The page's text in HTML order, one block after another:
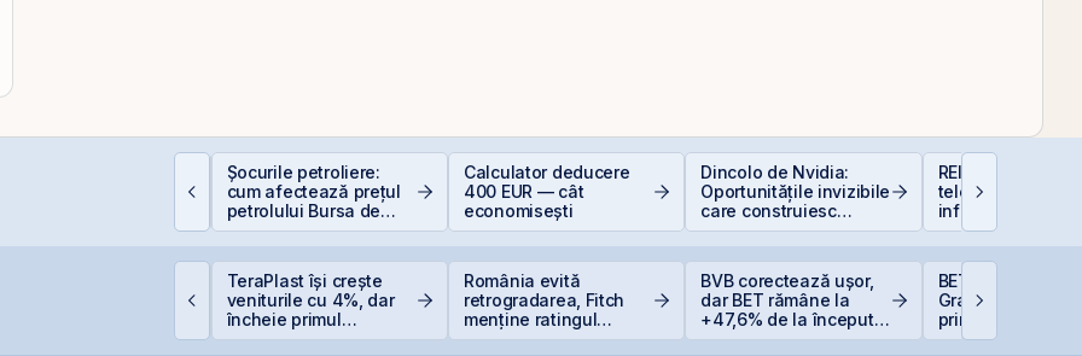
Șocurile petroliere:
cum afectează prețul
petrolului Bursa de
Valori București
Calculator deducere
400 EUR — cât
economisești
Dincolo de Nvidia:
Oportunitățile invizibile
care construiesc
viitorul AI
REIT-urile de
telecomunicații -
infrastructurii
TeraPlast își crește
veniturile cu 4%, dar
încheie primul
România evită
retrogradarea, Fitch
menține ratingul
BVB corectează ușor,
dar BET rămâne la
+47,6% de la începutul
BET urcă 2,37%,
Graffiti Plus
prima agenție de
comunicare